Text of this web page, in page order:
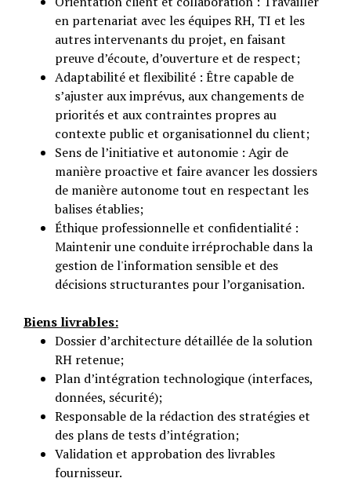
en partenariat avec les équipes RH, TI et les
autres intervenants du projet, en faisant
preuve d’écoute, d’ouverture et de respect;
Adaptabilité et flexibilité : Être capable de
s’ajuster aux imprévus, aux changements de
priorités et aux contraintes propres au
contexte public et organisationnel du client;
Sens de l’initiative et autonomie : Agir de
manière proactive et faire avancer les dossiers
de manière autonome tout en respectant les
balises établies;
Éthique professionnelle et confidentialité :
Maintenir une conduite irréprochable dans la
gestion de l'information sensible et des
décisions structurantes pour l’organisation.
Biens livrables:
Dossier d’architecture détaillée de la solution
RH retenue;
Plan d’intégration technologique (interfaces,
données, sécurité);
Responsable de la rédaction des stratégies et
des plans de tests d’intégration;
Validation et approbation des livrables
fournisseur.